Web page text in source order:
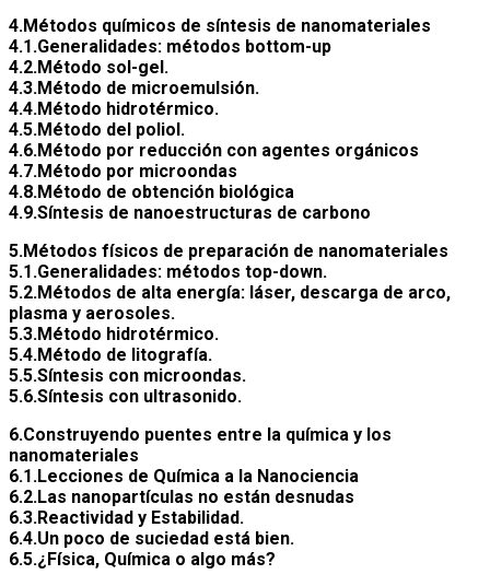
4.Métodos químicos de síntesis de nanomateriales
4.1.Generalidades: métodos bottom-up
4.2.Método sol-gel.
4.3.Método de microemulsión.
4.4.Método hidrotérmico.
4.5.Método del poliol.
4.6.Método por reducción con agentes orgánicos
4.7.Método por microondas
4.8.Método de obtención biológica
4.9.Síntesis de nanoestructuras de carbono
5.Métodos físicos de preparación de nanomateriales
5.1.Generalidades: métodos top-down.
5.2.Métodos de alta energía: láser, descarga de arco,
plasma y aerosoles.
5.3.Método hidrotérmico.
5.4.Método de litografía.
5.5.Síntesis con microondas.
5.6.Síntesis con ultrasonido.
6.Construyendo puentes entre la química y los
nanomateriales
6.1.Lecciones de Química a la Nanociencia
6.2.Las nanopartículas no están desnudas
6.3.Reactividad y Estabilidad.
6.4.Un poco de suciedad está bien.
6.5.¿Física, Química o algo más?